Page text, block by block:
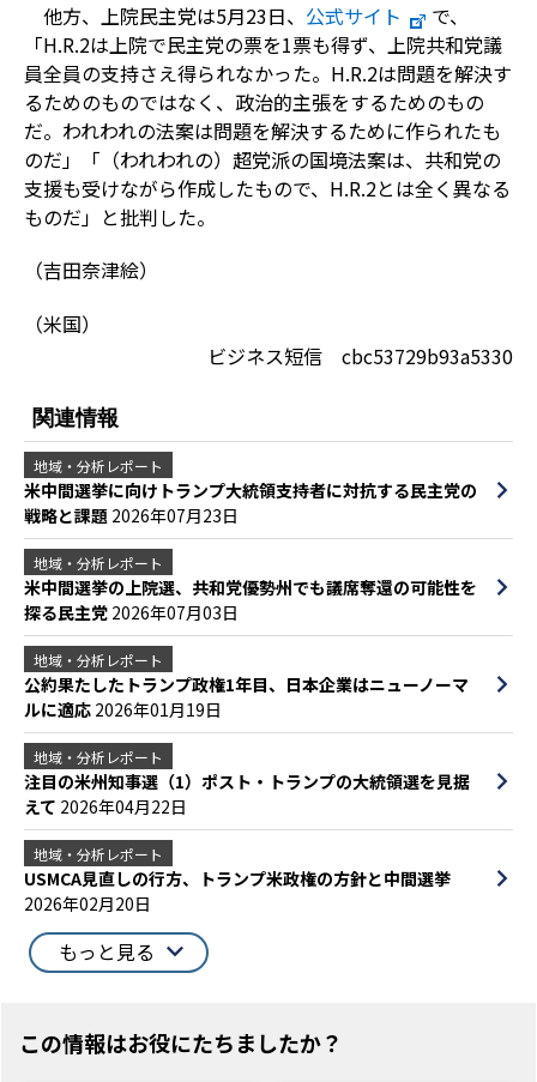
他方、上院民主党は5月23日、 公式サイト
で、
「H.R.2は上院で民主党の票を1票も得ず、上院共和党議
員全員の支持さえ得られなかった。H.R.2は問題を解決す
るためのものではなく、政治的主張をするためのもの
だ。われわれの法案は問題を解決するために作られたも
のだ」「（われわれの）超党派の国境法案は、共和党の
支援も受けながら作成したもので、H.R.2とは全く異なる
ものだ」と批判した。
（吉田奈津絵）
（米国）
ビジネス短信 cbc53729b93a5330
関連情報
地域・分析レポート
米中間選挙に向けトランプ大統領支持者に対抗する民主党の
戦略と課題 2026年07月23日
地域・分析レポート
米中間選挙の上院選、共和党優勢州でも議席奪還の可能性を
探る民主党 2026年07月03日
地域・分析レポート
公約果たしたトランプ政権1年目、日本企業はニューノーマ
ルに適応 2026年01月19日
地域・分析レポート
注目の米州知事選（1）ポスト・トランプの大統領選を見据
えて 2026年04月22日
地域・分析レポート
USMCA見直しの行方、トランプ米政権の方針と中間選挙
2026年02月20日
もっと見る
この情報はお役にたちましたか？